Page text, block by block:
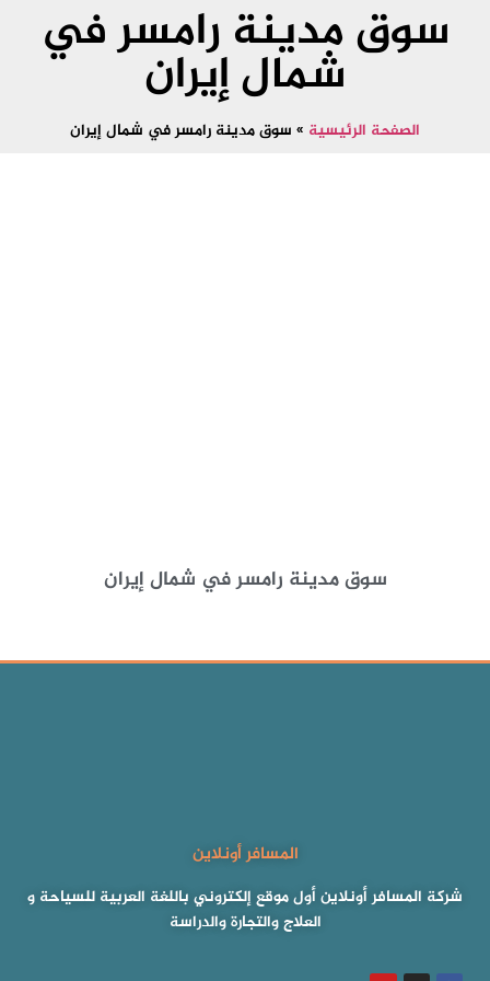
سوق مدينة رامسر في
شمال إيران
الصفحة الرئيسية » سوق مدينة رامسر في شمال إيران
سوق مدينة رامسر في شمال إيران
المسافر أونلاين
شركة المسافر أونلاين أول موقع إلكتروني باللغة العربية للسياحة و
العلاج والتجارة والدراسة